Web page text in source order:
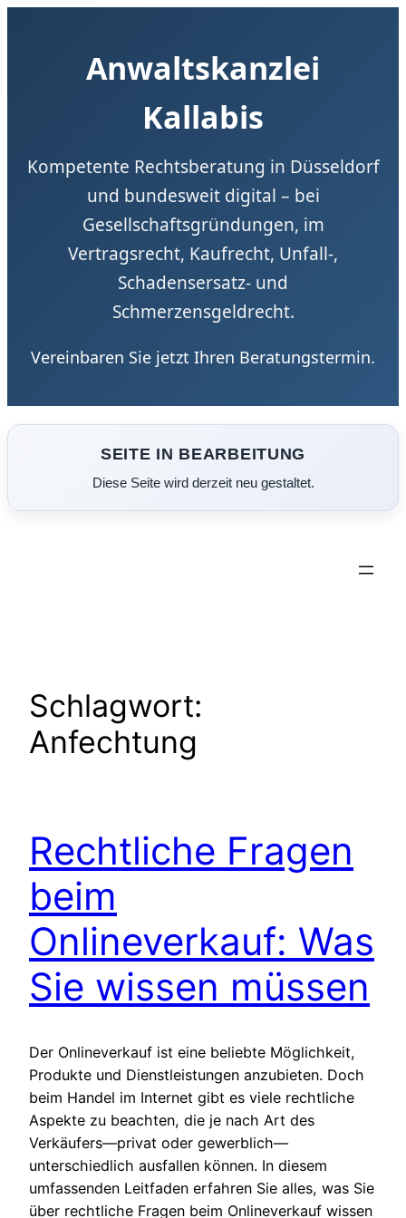
Anwaltskanzlei
Kallabis
Kompetente Rechtsberatung in Düsseldorf
und bundesweit digital – bei
Gesellschaftsgründungen, im
Vertragsrecht, Kaufrecht, Unfall-,
Schadensersatz- und
Schmerzensgeldrecht.
Vereinbaren Sie jetzt Ihren Beratungstermin.
SEITE IN BEARBEITUNG
Diese Seite wird derzeit neu gestaltet.
Schlagwort:
Anfechtung
Rechtliche Fragen
beim
Onlineverkauf: Was
Sie wissen müssen
Der Onlineverkauf ist eine beliebte Möglichkeit,
Produkte und Dienstleistungen anzubieten. Doch
beim Handel im Internet gibt es viele rechtliche
Aspekte zu beachten, die je nach Art des
Verkäufers—privat oder gewerblich—
unterschiedlich ausfallen können. In diesem
umfassenden Leitfaden erfahren Sie alles, was Sie
über rechtliche Fragen beim Onlineverkauf wissen